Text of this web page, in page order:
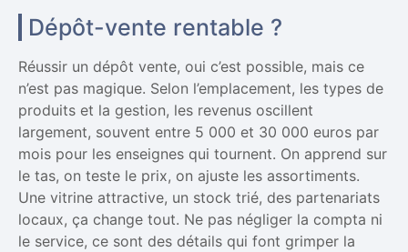
Dépôt-vente rentable ?
Réussir un dépôt vente, oui c’est possible, mais ce
n’est pas magique. Selon l’emplacement, les types de
produits et la gestion, les revenus oscillent
largement, souvent entre 5 000 et 30 000 euros par
mois pour les enseignes qui tournent. On apprend sur
le tas, on teste le prix, on ajuste les assortiments.
Une vitrine attractive, un stock trié, des partenariats
locaux, ça change tout. Ne pas négliger la compta ni
le service, ce sont des détails qui font grimper la